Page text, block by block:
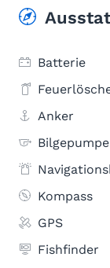
Batterie
Anker
Bilgepumpe
Kompass
GPS
Fishfinder